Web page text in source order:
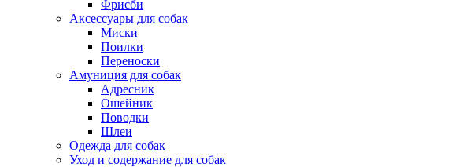
Фрисби
Аксессуары для собак
Миски
Поилки
Переноски
Амуниция для собак
Адресник
Ошейник
Поводки
Шлеи
Одежда для собак
Уход и содержание для собак